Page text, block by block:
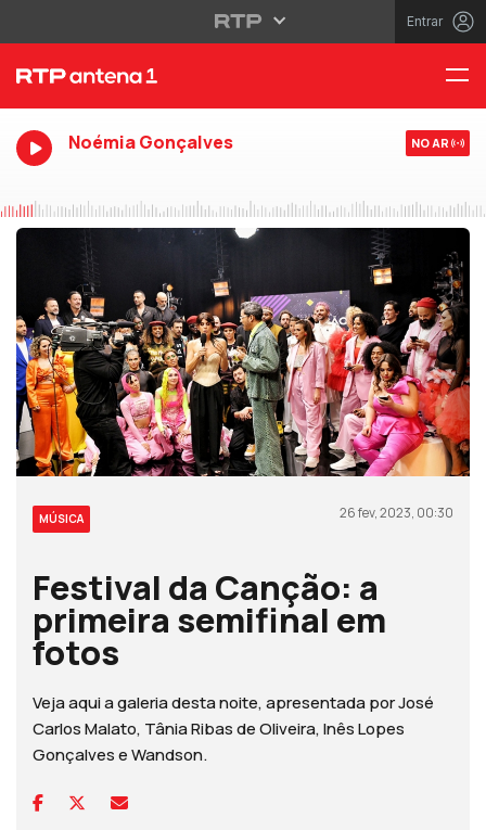
Entrar
Noémia Gonçalves NO AR
MÚSICA 26 fev, 2023, 00:30
Festival da Canção: a
primeira semifinal em
fotos
Veja aqui a galeria desta noite, apresentada por José
Carlos Malato, Tânia Ribas de Oliveira, Inês Lopes
Gonçalves e Wandson.